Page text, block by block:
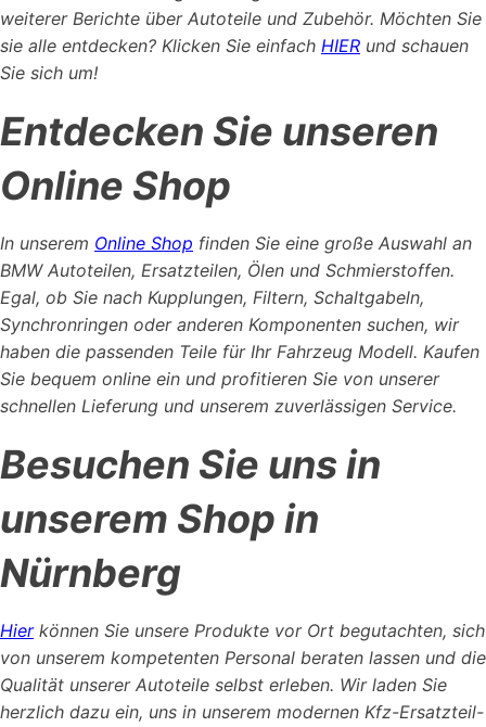
weiterer Berichte über Autoteile und Zubehör. Möchten Sie
sie alle entdecken? Klicken Sie einfach HIER und schauen
Sie sich um!
Entdecken Sie unseren
Online Shop
In unserem Online Shop finden Sie eine große Auswahl an
BMW Autoteilen, Ersatzteilen, Ölen und Schmierstoffen.
Egal, ob Sie nach Kupplungen, Filtern, Schaltgabeln,
Synchronringen oder anderen Komponenten suchen, wir
haben die passenden Teile für Ihr Fahrzeug Modell. Kaufen
Sie bequem online ein und profitieren Sie von unserer
schnellen Lieferung und unserem zuverlässigen Service.
Besuchen Sie uns in
unserem Shop in
Nürnberg
Hierkönnen Sie unsere Produkte vor Ort begutachten, sich
von unserem kompetenten Personal beraten lassen und die
Qualität unserer Autoteile selbst erleben. Wir laden Sie
herzlich dazu ein, uns in unserem modernen Kfz-Ersatzteil-